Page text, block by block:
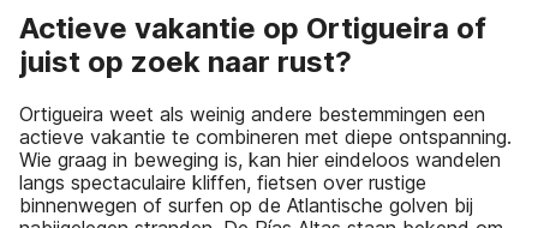
Actieve vakantie op Ortigueira of
juist op zoek naar rust?
Ortigueira weet als weinig andere bestemmingen een
actieve vakantie te combineren met diepe ontspanning.
Wie graag in beweging is, kan hier eindeloos wandelen
langs spectaculaire kliffen, fietsen over rustige
binnenwegen of surfen op de Atlantische golven bij